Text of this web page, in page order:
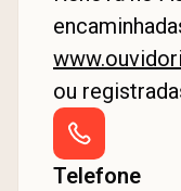
ou
Telefone